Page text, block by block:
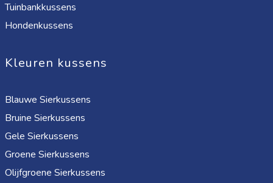
Tuinbankkussens
Hondenkussens
Kleuren kussens
Blauwe Sierkussens
Bruine Sierkussens
Gele Sierkussens
Groene Sierkussens
Olijfgroene Sierkussens